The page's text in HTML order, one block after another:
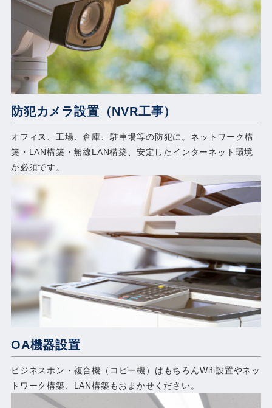
防犯カメラ設置（NVR工事）
オフィス、工場、倉庫、駐車場等の防犯に。ネットワーク構
築・LAN構築・無線LAN構築、安定したインターネット環境
が必須です。
OA機器設置
ビジネスホン・複合機（コピー機）はもちろんWifi設置やネッ
トワーク構築、LAN構築もおまかせください。